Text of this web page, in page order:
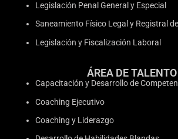
Legislación Penal General y Especial
Saneamiento Físico Legal y Registral
Legislación y Fiscalización Laboral
ÁREA DE TALENTO
Capacitación y Desarrollo de
Coaching Ejecutivo
Coaching y Liderazgo